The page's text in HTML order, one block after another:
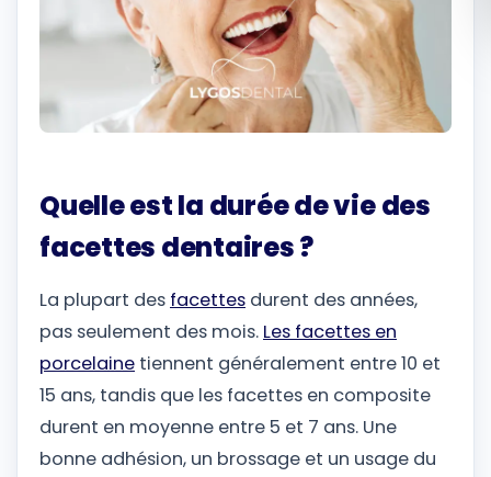
Quelle est la durée de vie des
facettes dentaires ?
La plupart des facettes durent des années,
pas seulement des mois. Les facettes en
porcelaine tiennent généralement entre 10 et
15 ans, tandis que les facettes en composite
durent en moyenne entre 5 et 7 ans. Une
bonne adhésion, un brossage et un usage du